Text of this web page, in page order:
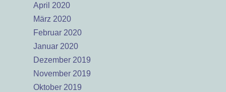
April 2020
März 2020
Februar 2020
Januar 2020
Dezember 2019
November 2019
Oktober 2019